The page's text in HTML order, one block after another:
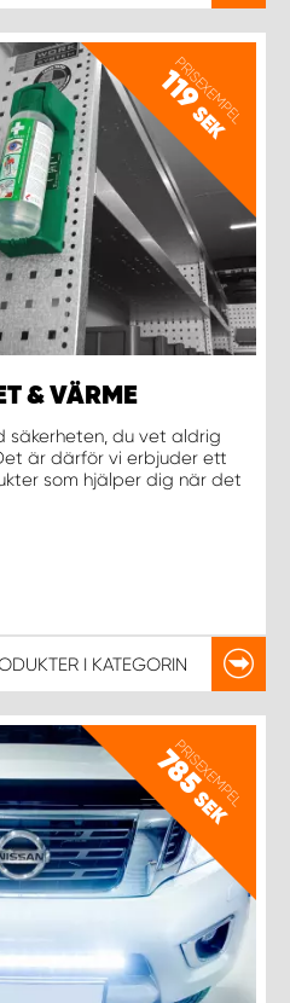
PRISEXEMPEL
119
SEK
& VÄRME
säkerheten, du vet aldrig
är därför vi erbjuder ett
som hjälper dig när det
I KATEGORIN
PRISEXEMPEL
785
SEK